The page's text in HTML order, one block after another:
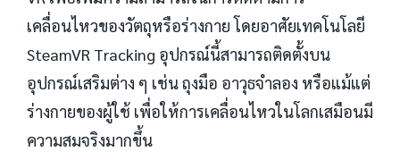
เคลื่อนไหวของวัตถุหรือร่างกาย โดยอาศัยเทคโนโลยี
SteamVR Tracking อุปกรณ์นี้สามารถติดตั้งบน
อุปกรณ์เสริมต่าง ๆ เช่น ถุงมือ อาวุธจำลอง หรือแม้แต่
ร่างกายของผู้ใช้ เพื่อให้การเคลื่อนไหวในโลกเสมือนมี
ความสมจริงมากขึ้น